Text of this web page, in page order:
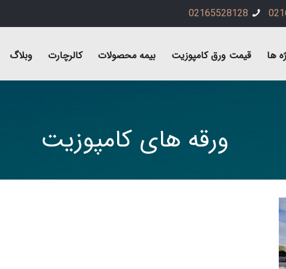
02165528128
ها قیمت ورق کامپوزیت بیمه محصولات کالرچارت وبلاگ
ورقه های کامپوزیت